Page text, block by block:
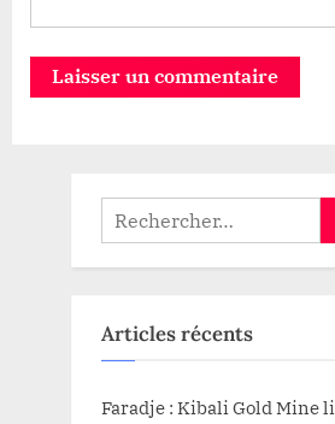
Rechercher :
Articles récents
Faradje : Kibali Gold Mine